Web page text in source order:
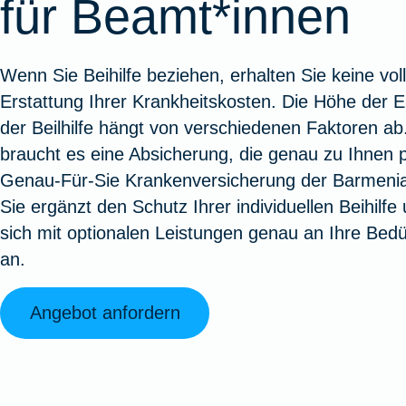
Oldtimerversicherung
Fahrradversicherung
Zur Produktübersicht
Haus-
Zur
Jäger-
Zur
Augenzusatzversicherung
Pflegemonatsgeld
Zur Produktübersicht Zur
Cyber-Versicherung
Zur Produktübersicht Zur
Spezialversicherungen
Filmversicherung
Zur Serviceübersicht
für Beamt*innen
Wenn Sie Beihilfe beziehen, erhalten Sie keine
Erstattung Ihrer Krankheitskosten. Die Höhe der
der Beilhilfe hängt von verschiedenen Faktoren
braucht es eine Absicherung, die genau zu Ihnen
Genau-Für-Sie Krankenversicherung der
Sie ergänzt den Schutz Ihrer individuellen Beihilfe
sich mit optionalen Leistungen genau an Ihre
an.
Angebot anfordern